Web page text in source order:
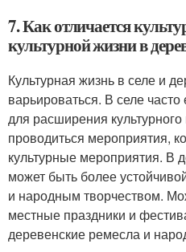
7. Как отличается
культурной жизни в
Культурная жизнь в селе и
варьироваться. В селе
для расширения культурного
проводиться мероприятия,
культурные мероприятия. В
может быть более
и народным творчеством.
местные праздники и
деревенские ремесла и